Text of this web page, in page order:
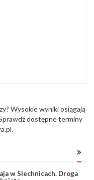
Wysokie wyniki osiągają
dostępne terminy
w Siechnicach. Droga